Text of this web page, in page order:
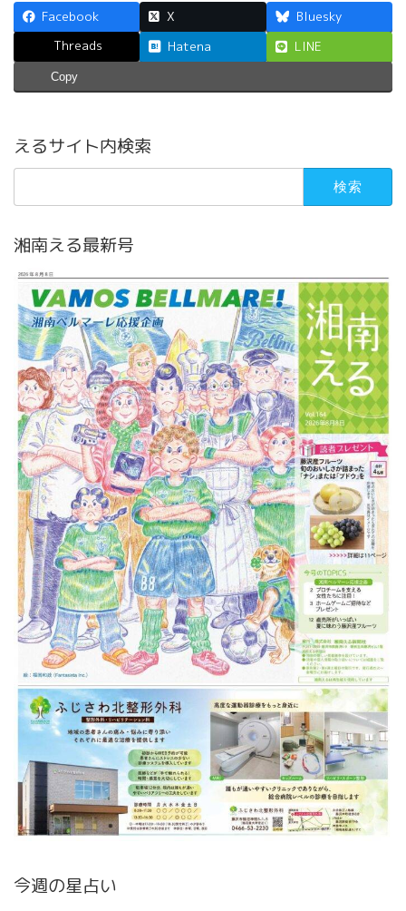
Facebook X
Bluesky
Threads
Hatena LINE
Copy
えるサイト内検索
湘南える最新号
今週の星占い